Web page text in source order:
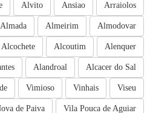
Arraiolos
Ansiao
Alvito
Almodovar
Almeirim
Almada
Alenquer
Alcoutim
Alcochete
Alcacer do Sal
Alandroal
Viseu
Vinhais
Vimioso
Vila Pouca de Aguiar
de Paiva